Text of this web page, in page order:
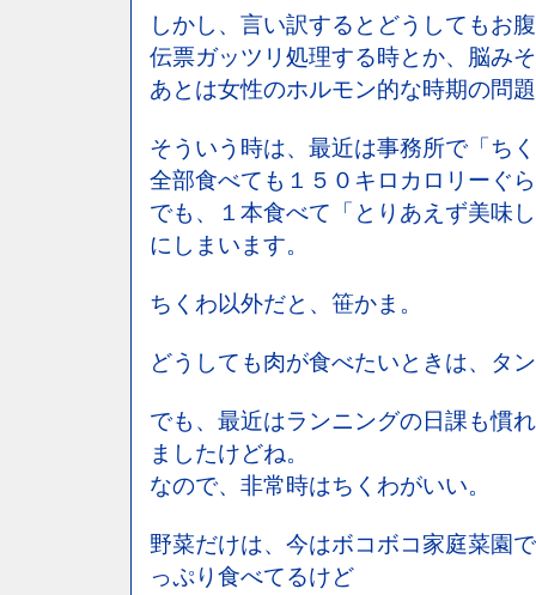
しかし、言い訳するとどうしてもお
伝票ガッツリ処理する時とか、脳み
あとは女性のホルモン的な時期の問
そういう時は、最近は事務所で「ち
全部食べても１５０キロカロリーぐ
でも、１本食べて「とりあえず美味
にしまいます。
ちくわ以外だと、笹かま。
どうしても肉が食べたいときは、タ
でも、最近はランニングの日課も慣
ましたけどね。
なので、非常時はちくわがいい。
野菜だけは、今はボコボコ家庭菜園
っぷり食べてるけど